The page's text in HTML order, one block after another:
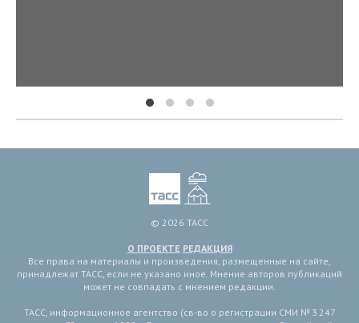
© 2026 ТАСС
О ПРОЕКТЕ РЕДАКЦИЯ
Все права на материалы и произведения, размещенные на сайте,
принадлежат ТАСС, если не указано иное. Мнение авторов публикаций
может не совпадать с мнением редакции.
ТАСС, информационное агентство (св-во о регистрации СМИ № 3 247